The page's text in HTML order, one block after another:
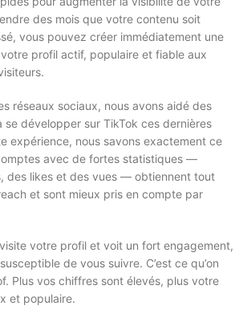
des mois que votre contenu soit
vous pouvez créer immédiatement une
profil actif, populaire et fiable aux
réseaux sociaux, nous avons aidé des
se développer sur TikTok ces dernières
expérience, nous savons exactement ce
avec de fortes statistiques —
des likes et des vues — obtiennent tout
et sont mieux pris en compte par
visite votre profil et voit un fort engagement,
de vous suivre. C’est ce qu’on
Plus vos chiffres sont élevés, plus votre
et populaire.